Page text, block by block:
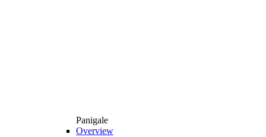
Panigale
Overview